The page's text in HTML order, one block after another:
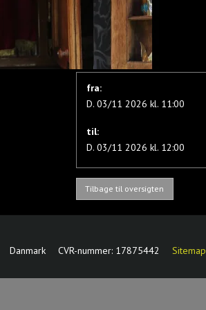
fra:
D. 03/11 2026 kl. 11:00
til:
D. 03/11 2026 kl. 12:00
Tilbage til oversigten
Danmark CVR-nummer:17875442
Sitemap